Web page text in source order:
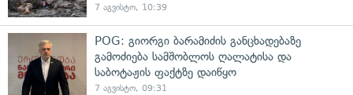
7 აგვისტო, 10:39
POG: გიორგი ბარამიძის განცხადებაზე
გამოძიება სამშობლოს ღალატისა და
საბოტაჟის ფაქტზე დაიწყო
7 აგვისტო, 09:31